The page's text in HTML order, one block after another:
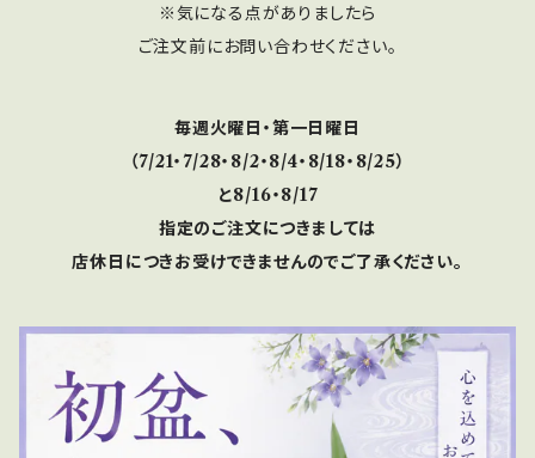
※気になる点がありましたら
ご注文前にお問い合わせください。
毎週火曜日・第一日曜日
（7/21・7/28・8/2・8/4・8/18・8/25）
と8/16・8/17
指定のご注文につきましては
店休日につきお受けできませんのでご了承ください。